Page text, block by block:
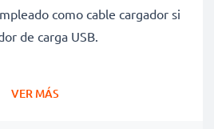
como cable cargador si
de carga USB.
VER MÁS